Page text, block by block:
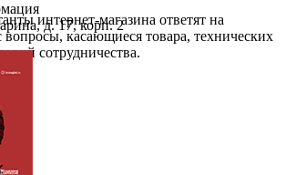
интернет-магазина ответят на
касающиеся товара, технических
сотрудничества.
д. 17, корп. 2